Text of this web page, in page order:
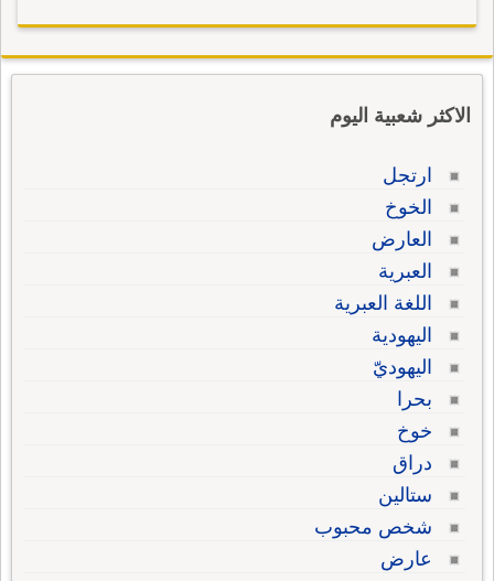
الاكثر شعبية اليوم
ارتجل
الخوخ
العارض
العبرية
اللغة العبرية
اليهودية
اليهوديّ
بحرا
خوخ
دراق
ستالين
شخص محبوب
عارض